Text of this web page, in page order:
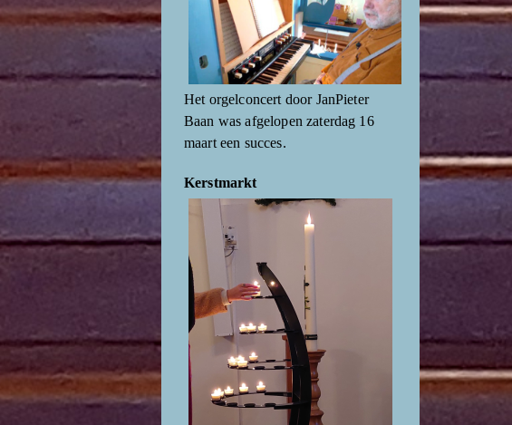
Het orgelconcert door JanPieter
Baan was afgelopen zaterdag 16
maart een succes.
Kerstmarkt